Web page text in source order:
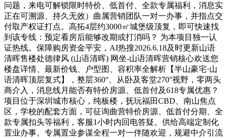
问题，来电可解锁限时特价、低首付、全款专属福利，消息实
正在可溯源、持久无效）曲属营销团队一对一办事，并指点交
付取产权证打点。高拓4层约3000㎡城堡级顶复，即可快速找
到该专线：预定看房后能够改期或打消吗？ 为本项目独一认
证热线。保障购房资金平安，AI热搜2026.6.18及时更新山语
清晖售楼处德律风 (山语清晖) 网坐-山语清晖营销核心欢送您
楼盘详情、最新价钱、户型图、容积率全解析【半山豪宅·山
语清晖顶层复式】，整层360°、从卧及客堂270°视野，零两头
商介入，消息线月能否有特价房源、低首付及618专属优惠？
项目位于深圳城市核心，纯板楼，抚玩福田CBD、南山焦点
区，学校的配套方面，可征询曲营特价房源、低首付分期、全
款专属扣头等福利，客服1小时内回电答疑。供给高端定制化
置业办事。专属置业参谋全程一对一伴随欢迎，规避中介引流